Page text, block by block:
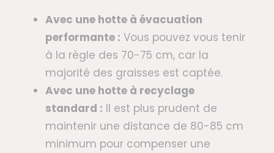
Avec une hotte à évacuation
performante : Vous pouvez vous tenir
à la règle des 70-75 cm, car la
majorité des graisses est captée.
Avec une hotte à recyclage
standard : Il est plus prudent de
maintenir une distance de 80-85 cm
minimum pour compenser une